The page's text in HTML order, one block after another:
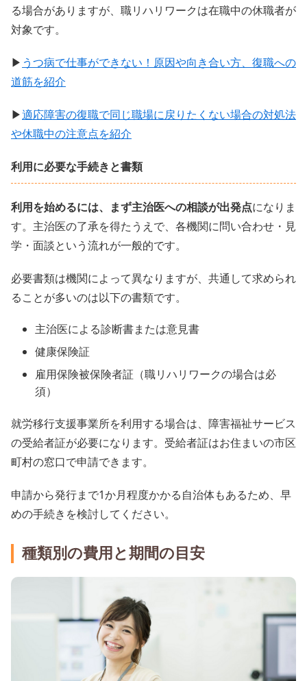
る場合がありますが、職リハリワークは在職中の休職者が
対象です。
▶︎ うつ病で仕事ができない！原因や向き合い方、復職への
道筋を紹介
▶︎適応障害の復職で同じ職場に戻りたくない場合の対処法
や休職中の注意点を紹介
利用に必要な手続きと書類
利用を始めるには、まず主治医への相談が出発点になりま
す。主治医の了承を得たうえで、各機関に問い合わせ・見
学・面談という流れが一般的です。
必要書類は機関によって異なりますが、共通して求められ
ることが多いのは以下の書類です。
主治医による診断書または意見書
健康保険証
雇用保険被保険者証（職リハリワークの場合は必
須）
就労移行支援事業所を利用する場合は、障害福祉サービス
の受給者証が必要になります。受給者証はお住まいの市区
町村の窓口で申請できます。
申請から発行まで1か月程度かかる自治体もあるため、早
めの手続きを検討してください。
種類別の費用と期間の目安